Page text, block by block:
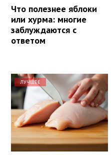
Что полезнее яблоки
или хурма: многие
заблуждаются с
ответом
ЛУЧШЕЕ